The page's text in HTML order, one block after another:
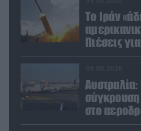
Το Ιράν
Πιέσεις
Patriot και
στο
Ένας